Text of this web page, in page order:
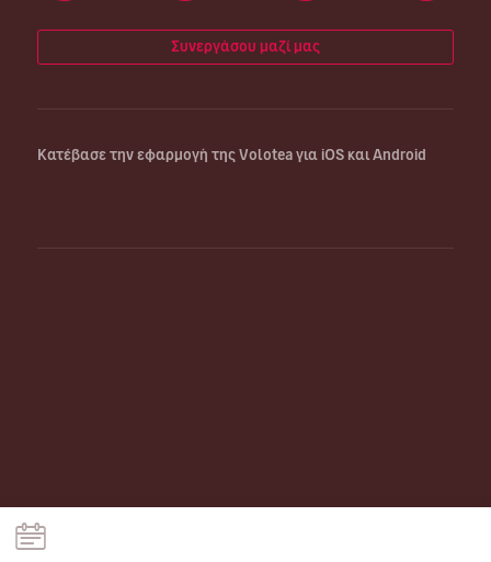
Συνεργάσου μαζί μας
Κατέβασε την εφαρμογή της Volotea για iOS και Android